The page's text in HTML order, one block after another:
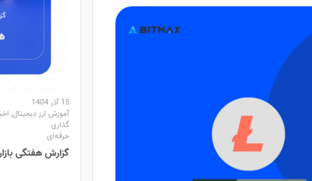
15 آذر 1404
آموزش ارز دیجیتال,
گذاری
حرفه‌ای
گزارش هفتگی بازار